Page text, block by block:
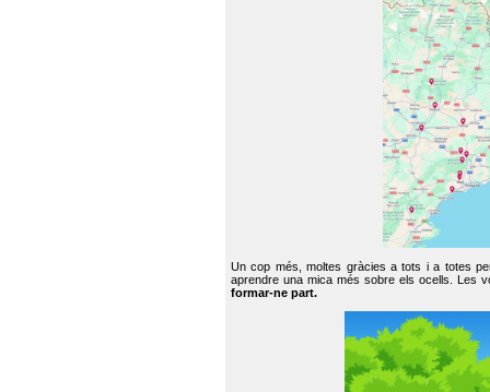
Un cop més, moltes gràcies a tots i a totes
aprendre una mica més sobre els ocells. Les
formar-ne part.